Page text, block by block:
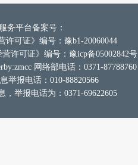
务平台备案号：
许可证》编号：豫b1-20060044
许可证》编号：豫icp备05002842号
网络部电话：0371-87788760
报电话：010-88820566
举报电话为：0371-69622605